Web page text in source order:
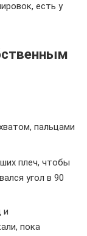
есть у
пальцами
плеч, чтобы
угол в 90
и
пока